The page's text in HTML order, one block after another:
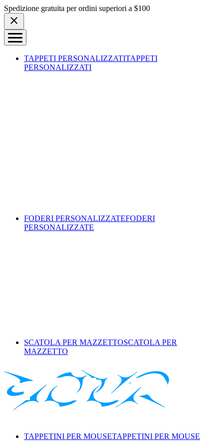
Skip to content
Spedizione gratuita per ordini superiori a $100
TAPPETI PERSONALIZZATITAPPETI
PERSONALIZZATI
FODERI PERSONALIZZATEFODERI
PERSONALIZZATE
SCATOLA PER MAZZETTOSCATOLA PER
MAZZETTO
TAPPETINI PER MOUSETAPPETINI PER MOUSE